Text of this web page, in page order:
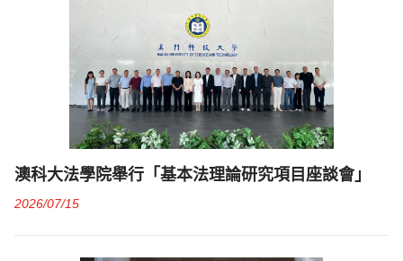
澳科大法學院舉行「基本法理論研究項目座談會」
2026/07/15